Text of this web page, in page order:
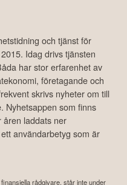
och tjänst för
Idag drivs tjänsten
har stor erfarenhet av
företagande och
skrivs nyheter om till
Nyhetsappen som finns
åren laddats ner
användarbetyg som är
rådgivare, står inte under